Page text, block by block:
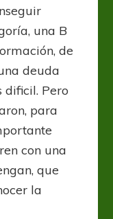
una B
de
deuda
dificil. Pero
para
con una
que
la